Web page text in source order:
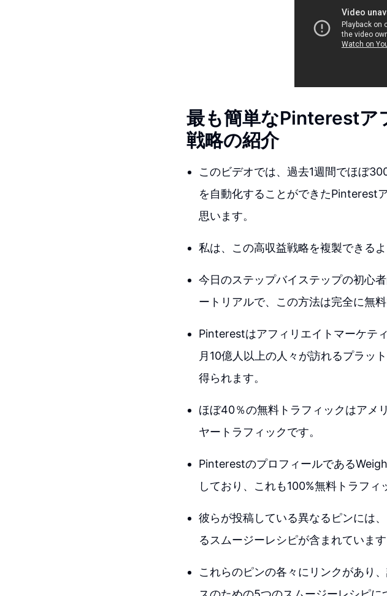
最も簡単なPinterestア
戦略の紹介
このビデオでは、過去1週間でほぼ
を自動化することができたPinterest
思います。
私は、この高収益戦略を複製できる
今日のステップバイステップの初心
ートリアルで、この方法は完全に無料
Pinterestはアフィリエイトマーケテ
月10億人以上の人々が訪れるプラッ
得られます。
ほぼ40％の無料トラフィックはアメ
ヤートラフィックです。
Pinterestのプロフィールである
しており、これも100%無料トラフィ
彼らが投稿している異なるピンには
るスムージーレシピが含まれています
これらのピンの各々にリンクがあり